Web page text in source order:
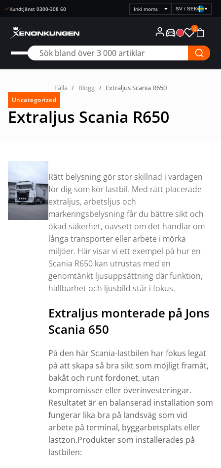
Kundtjänst 0300-308 60
Välj
prisvisning
SV / SEK ▾
0
Fålla / Blogg / Extraljus Scania R650
Uncategorized
Extraljus Scania R650
Rätt belysning gör stor skillnad i vardagen
för dig som kör lastbil. Med rätt placerade
extraljus, arbetsljus och
markeringsbelysning får du bättre sikt och
ökad säkerhet, oavsett om det handlar om
långa transporter eller arbete i mörka
miljöer. Här visar vi ett exempel på hur en
Scania R650 kan utrustas med en
genomtänkt ljusuppsättning där funktion,
hållbarhet och ljusbild står i fokus.
Extraljus monterade på Jons
Scania 650
På den här Scania-lastbilen har fokus legat
på att skapa så bra sikt som möjligt framåt,
bakåt och runt fordonet, utan
kompromisser eller överinvesteringar.
Resultatet är en balanserad installation som
fungerar lika bra på landsväg som vid
arbete på terminal, byggarbetsplats eller
lastzon.Produkter som installerades på
lastbilen: